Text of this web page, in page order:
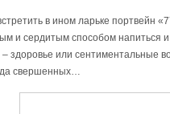
в ином ларьке портвейн
и сердитым способом напиться
здоровье или сентиментальные
свершенных…